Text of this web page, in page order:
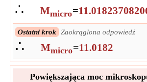
∴ Mmicro=
Ostatni krok Zaokrąglona odpowiedź
∴ Mmicro=11.0182
Powiększająca moc